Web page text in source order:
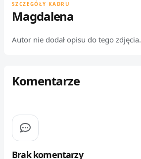
SZCZEGÓŁY KADRU
Magdalena
Autor nie dodał opisu do tego zdjęcia.
Komentarze
Brak komentarzy